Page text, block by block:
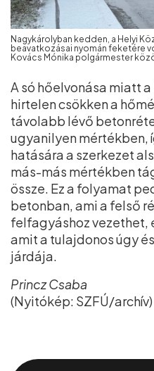
Nagykárolyban kedden, a Helyi
beavatkozásai nyomán feketére
Kovács Mónika polgármester
A só hőelvonása miatt
hirtelen csökken a
távolabb lévő
ugyanilyen mértékben,
hatására a szerkezet
más-más mértékben
össze. Ez a folyamat
betonban, ami a felső
felfagyáshoz vezethet,
amit a tulajdonos úgy
járdája.
Princz Csaba
(Nyitókép: SZFÚ/archív)